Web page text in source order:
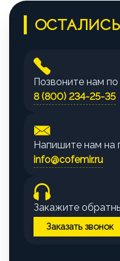
Позвоните нам
8 (800) 234-25-35
Напишите нам на
info@cofemir.ru
Закажите
Заказать звонок